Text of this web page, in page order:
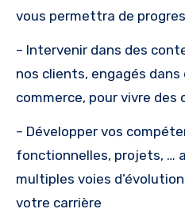
vous permettra de
– Intervenir dans des
nos clients, engagés
commerce, pour vivre des
– Développer vos
fonctionnelles, projets, …
multiples voies
votre carrière